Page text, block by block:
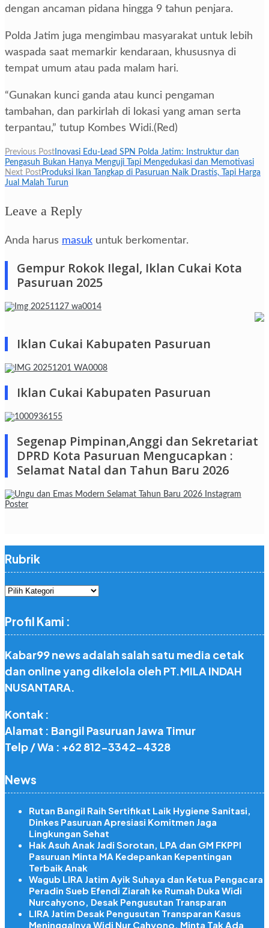
dengan ancaman pidana hingga 9 tahun penjara.
Polda Jatim juga mengimbau masyarakat untuk lebih
waspada saat memarkir kendaraan, khususnya di
tempat umum atau pada malam hari.
“Gunakan kunci ganda atau kunci pengaman
tambahan, dan parkirlah di lokasi yang aman serta
terpantau,” tutup Kombes Widi.(Red)
Navigasi
pos
Previous Post Inovasi Edu-Lead SPN Polda Jatim: Instruktur dan
Pengasuh Bukan Hanya Menguji Tapi Mengedukasi dan Memotivasi
Next PostProduksi Ikan Tangkap di Pasuruan Naik Drastis, Tapi Harga
Jual Malah Turun
Leave a Reply
Anda harus masuk untuk berkomentar.
Gempur Rokok Ilegal, Iklan Cukai Kota
Pasuruan 2025
Iklan Cukai Kabupaten Pasuruan
Iklan Cukai Kabupaten Pasuruan
Segenap Pimpinan,Anggi dan Sekretariat
DPRD Kota Pasuruan Mengucapkan :
Selamat Natal dan Tahun Baru 2026
Rubrik
Rubrik
Profil Kami :
Kabar99 news adalah salah satu media cetak
dan online yang dikelola oleh PT.MILA INDAH
NUSANTARA.
Kontak :
Alamat : Bangil Pasuruan Jawa Timur
Telp / Wa : +62 812-3342-4328
News
Rutan Bangil Raih Sertifikat Laik Hygiene Sanitasi,
Dinkes Pasuruan Apresiasi Komitmen Jaga
Lingkungan Sehat
Hak Asuh Anak Jadi Sorotan, LPA dan GM FKPPI
Pasuruan Minta MA Kedepankan Kepentingan
Terbaik Anak
Wagub LIRA Jatim Ayik Suhaya dan Ketua Pengacara
Peradin Sueb Efendi Ziarah ke Rumah Duka Widi
Nurcahyono, Desak Pengusutan Transparan
LIRA Jatim Desak Pengusutan Transparan Kasus
Meninggalnya Widi Nur Cahyono, Minta Tak Ada